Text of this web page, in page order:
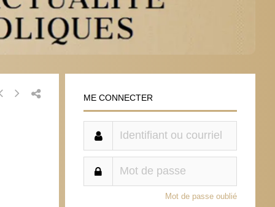
ME CONNECTER
Mot de passe oublié